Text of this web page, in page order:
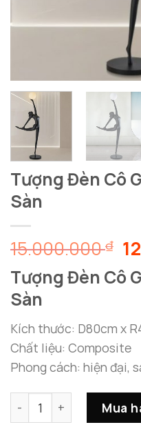
Tượng Đèn Cô
Sàn
15.000.000₫
Tượng Đèn Cô
Sàn
Kích thước: D80cm x
Chất liệu: Composite
Phong cách: hiện đại,
Tượng Đèn Cô Gái Múa
Mua